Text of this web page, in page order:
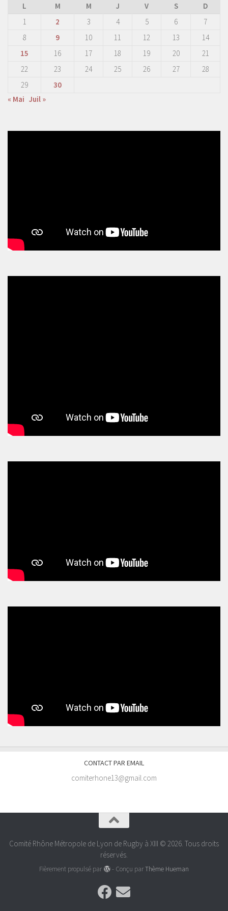
L
M M J V S
D
1
2 3 4 5 6
7
8
9 10 11 12 13
14
15
16 17 18 19 20
21
22
23 24 25 26 27
28
29
30
« Mai Juil »
CONTACT PAR EMAIL
comiterhone13@gmail.com
Comité Rhône Métropole de Lyon de Rugby à XIII © 2026. Tous droits
réservés.
Fièrement propulsé par - Conçu parThème Hueman